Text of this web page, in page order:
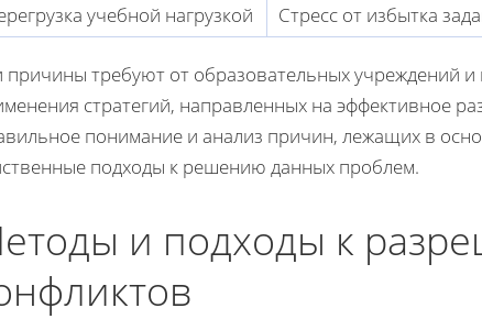
учебной нагрузкой
Стресс от избытка
причины требуют от образовательных учреждений и
стратегий, направленных на эффективное
понимание и анализ причин, лежащих в
подходы к решению данных проблем.
и подходы к